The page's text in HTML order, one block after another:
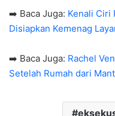
➡️ Baca Juga: Kenali Ciri
Disiapkan Kemenag
➡️ Baca Juga: Rachel
Setelah Rumah dari